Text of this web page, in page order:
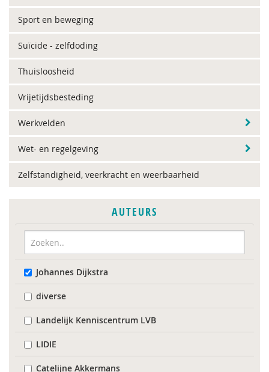
Sport en beweging
Suïcide - zelfdoding
Thuisloosheid
Vrijetijdsbesteding
Werkvelden
Wet- en regelgeving
Zelfstandigheid, veerkracht en weerbaarheid
AUTEURS
Johannes Dijkstra
diverse
Landelijk Kenniscentrum LVB
LIDIE
Catelijne Akkermans